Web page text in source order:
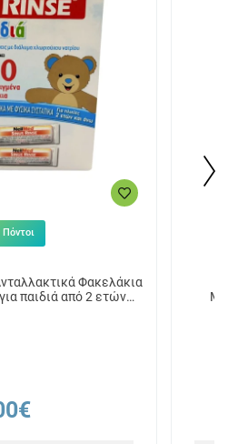
Πόντοι
Φακελάκια
παιδιά από 2 ετών